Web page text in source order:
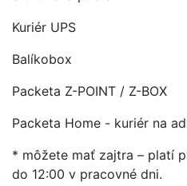
Kuriér UPS
Balíkobox
Packeta Z-POINT / Z-BOX
Packeta Home - kuriér na
* môžete mať zajtra – platí
do 12:00 v pracovné dni.